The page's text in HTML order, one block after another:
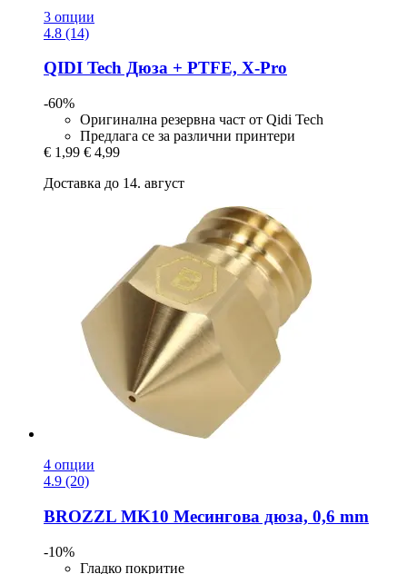
3 опции
4.8 (14)
QIDI Tech Дюза + PTFE, X-​Pro
-60%
Оригинална резервна част от Qidi Tech
Предлага се за различни принтери
€ 1,99 € 4,99
Доставка до 14. август
4 опции
4.9 (20)
BROZZL MK10 Месингова дюза, 0,6 mm
-10%
Гладко покритие